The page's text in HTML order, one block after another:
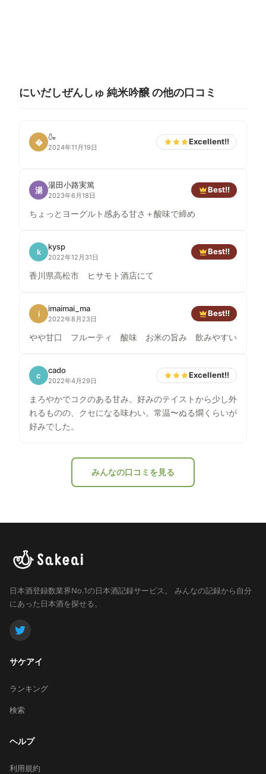
にいだしぜんしゅ 純米吟醸 の他の口コミ
�
🍶
2024年11月19日
Excellent!!
湯
湯田小路実篤
2023年6月18日
Best!!
ちょっとヨーグルト感ある甘さ＋酸味で締め
k
kysp
2022年12月31日
Best!!
香川県高松市 ヒサモト酒店にて
i
imaimai_ma
2022年8月23日
Best!!
やや甘口 フルーティ 酸味 お米の旨み 飲みやすい
c
cado
2022年4月29日
Excellent!!
まろやかでコクのある甘み。好みのテイストから少し外
れるものの、クセになる味わい。常温〜ぬる燗くらいが
好みでした。
みんなの口コミを見る
日本酒登録数業界No.1の日本酒記録サービス。
みんなの記録から自分
にあった日本酒を探せる。
サケアイ
ランキング
検索
ヘルプ
利用規約